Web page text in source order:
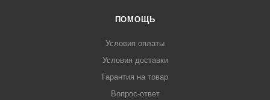
ПОМОЩЬ
Условия оплаты
Условия доставки
Гарантия на товар
Вопрос-ответ